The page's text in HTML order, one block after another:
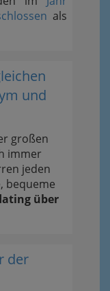
als
und
großen
immer
jeden
bequeme
über
der